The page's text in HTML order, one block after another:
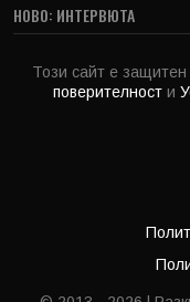
НОВО: ИНТЕРВЮТА
Този сайт е
поверителност и